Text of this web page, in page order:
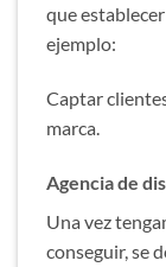
que
ejemplo:
Captar
marca.
Agencia de
Una vez
conseguir, se